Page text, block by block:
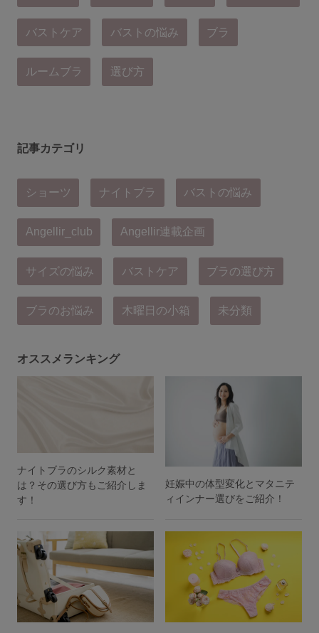
バストケア バストの悩み ブラ
ルームブラ 選び方
記事カテゴリ
ショーツ ナイトブラ バストの悩み
Angellir_club Angellir連載企画
サイズの悩み バストケア ブラの選び方
ブラのお悩み 木曜日の小箱 未分類
オススメランキング
ナイトブラのシルク素材と
は？その選び方もご紹介しま
す！
妊娠中の体型変化とマタニテ
ィインナー選びをご紹介！